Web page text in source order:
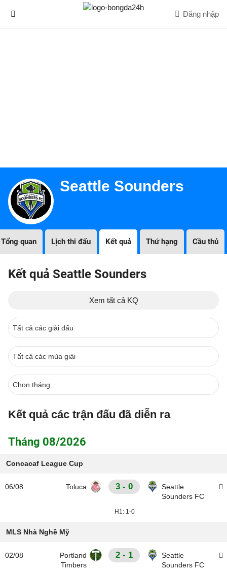
Đăng nhập
Seattle Sounders
Tổng quan Lịch thi đấu Kết quả Thứ hạng Cầu thủ
Kết quả Seattle Sounders
Xem tất cả KQ
Kết quả các trận đấu đã diễn ra
Tháng 08/2026
Concacaf League Cup
06/08 Toluca 3 - 0
Seattle
Sounders FC
H1:1-0
MLS Nhà Nghề Mỹ
02/08
Portland
Timbers
2 - 1
Seattle
Sounders FC